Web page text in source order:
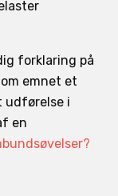
forklaring på
emnet et
udførelse i
en